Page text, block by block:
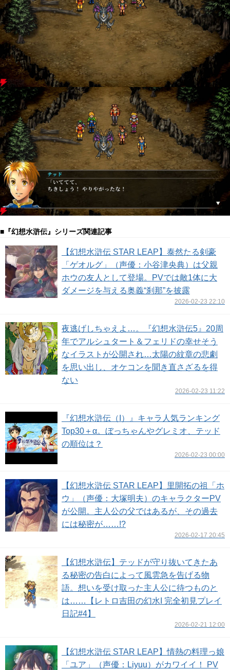
■『幻想水滸伝』シリーズ関連記事
【幻想水滸伝 STAR LEAP】泰然たる剣豪
「ゲオルグ」（声優：小谷津央典）は父親
ホウの友人として登場。PVでは敵1体に大
ダメージを与える奥義“刹那”を披露
2026-02-23 22:10
夜逃げしちゃえよ…。『幻想水滸伝5』20周
年でアルシュタート＆フェリドの幸せそう
なイラストが公開され…太陽の紋章の悲劇
を思い出し、オケコンを聞き直さざるを得
ない
2026-02-23 11:22
『幻想水滸伝（I）』キャラ人気ランキング
Top30＋α。ぼっちゃんやグレミオ、テッド
の順位は？
2026-02-23 00:00
【幻想水滸伝 STAR LEAP】里開拓の祖「ホ
ウ」（声優：大塚明夫）のキャラクターPV
が公開。主人公の父ではあるが、その過去
には秘密が……!?
2026-02-17 20:45
【幻想水滸伝】テッドが守り抜いてきたあ
る秘密の告白によって風雲急を告げる物
語。想いを受け取った主人公に待つものと
は……【レトロ吉田の幻水I 完全初見プレイ
日記#4】
2026-02-21 12:00
【幻想水滸伝 STAR LEAP】情熱の料理っ娘
「ユア」（声優：Liyuu）がカワイイ！ PV